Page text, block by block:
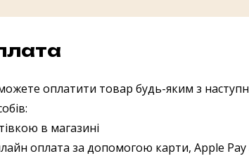
оплатити товар будь-яким з
в магазині
оплата за допомогою карти, Apple Pay